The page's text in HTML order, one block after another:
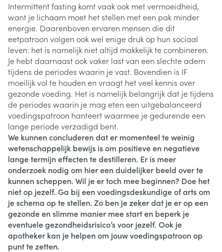
Intermittent fasting komt vaak ook met vermoeidheid,
want je lichaam moet het stellen met een pak minder
energie. Daarenboven ervaren mensen die dit
eetpatroon volgen ook wel enige druk op hun sociaal
leven: het is namelijk niet altijd makkelijk te combineren.
Je hebt daarnaast ook vaker last van een slechte adem
tijdens de periodes waarin je vast. Bovendien is IF
moeilijk vol te houden en vraagt het veel kennis over
gezonde voeding. Het is namelijk belangrijk dat je tijdens
de periodes waarin je mag eten een uitgebalanceerd
voedingspatroon hanteert waarmee je gedurende een
lange periode verzadigd bent.
We kunnen concluderen dat er momenteel te weinig
wetenschappelijk bewijs is om positieve en negatieve
lange termijn effecten te destilleren. Er is meer
onderzoek nodig om hier een duidelijker beeld over te
kunnen scheppen. Wil je er toch mee beginnen? Doe het
niet op jezelf. Ga bij een voedingsdeskundige of arts om
je schema op te stellen. Zo ben je zeker dat je er op een
gezonde en slimme manier mee start en beperk je
eventuele gezondheidsrisico’s voor jezelf. Ook je
apotheker kan je helpen om jouw voedingspatroon op
punt te zetten.